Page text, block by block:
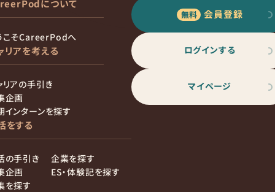
について
こそCareerPodへ
リアを考える
リアの手引き
企画
インターンを探す
をする
の手引き
企画
を探す
企業を探す
ES・体験記を探す
会員登録
ログインする
マイページ